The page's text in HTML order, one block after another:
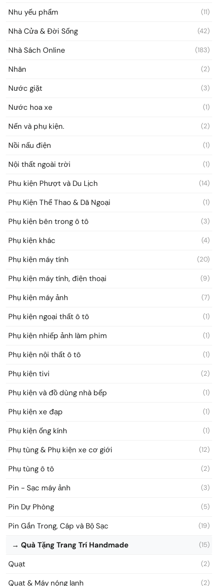
Nhu yếu phẩm (11)
Nhà Cửa & Đời Sống (42)
Nhà Sách Online (183)
Nhãn (2)
Nước giặt (3)
Nước hoa xe (1)
Nến và phụ kiện. (2)
Nồi nấu điện (1)
Nội thất ngoài trời (1)
Phu kiện Phượt và Du Lịch (14)
Phụ Kiện Thể Thao & Dã Ngoại (1)
Phụ kiện bên trong ô tô (3)
Phụ kiện khác (4)
Phụ kiện máy tính (20)
Phụ kiện máy tính, điện thoại (9)
Phụ kiện máy ảnh (7)
Phụ kiện ngoại thất ô tô (1)
Phụ kiện nhiếp ảnh làm phim (1)
Phụ kiện nội thất ô tô (1)
Phụ kiện tivi (2)
Phụ kiện và đồ dùng nhà bếp (1)
Phụ kiện xe đạp (1)
Phụ kiện ống kính (1)
Phụ tùng & Phụ kiện xe cơ giới (12)
Phụ tùng ô tô (2)
Pin - Sạc máy ảnh (3)
Pin Dự Phòng (5)
Pin Gắn Trong, Cáp và Bộ Sạc (19)
→ Quà Tặng Trang Trí Handmade (15)
Quạt (2)
Quạt & Máy nóng lạnh (2)